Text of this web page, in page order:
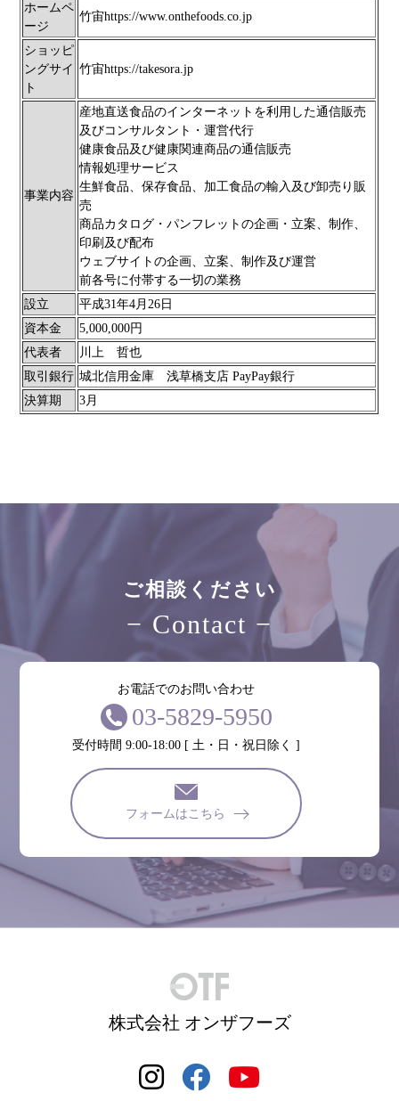
ホームペ
ージ
竹宙https://www.onthefoods.co.jp
ショッピ
ングサイ
ト
竹宙https://takesora.jp
事業内容
産地直送食品のインターネットを利用した通信販売
及びコンサルタント・運営代行
健康食品及び健康関連商品の通信販売
情報処理サービス
生鮮食品、保存食品、加工食品の輸入及び卸売り販
売
商品カタログ・パンフレットの企画・立案、制作、
印刷及び配布
ウェブサイトの企画、立案、制作及び運営
前各号に付帯する一切の業務
設立
平成31年4月26 日
資本金
5,000,000円
代表者
川上 哲也
取引銀行 城北信用金庫 浅草橋支店 PayPay銀行
決算期
3月
ご相談ください
− Contact −
お電話でのお問い合わせ
03-5829-5950
受付時間 9:00-18:00 [ 土・日・祝日除く ]
フォームはこちら
株式会社 オンザフーズ